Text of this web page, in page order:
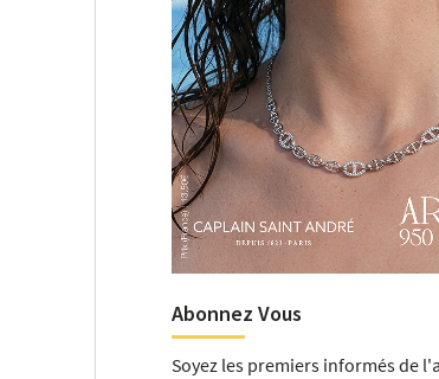
Abonnez Vous
Soyez les premiers informés de